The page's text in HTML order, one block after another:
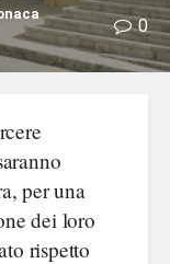
0
per una
dei loro
rispetto